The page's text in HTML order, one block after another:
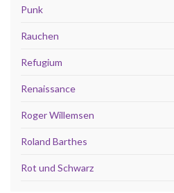
Punk
Rauchen
Refugium
Renaissance
Roger Willemsen
Roland Barthes
Rot und Schwarz